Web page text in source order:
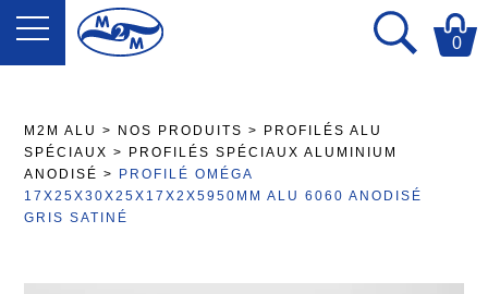
0
M2M ALU > NOS PRODUITS >
PROFILÉS ALU
SPÉCIAUX >
PROFILÉS SPÉCIAUX ALUMINIUM
ANODISÉ >
PROFILÉ OMÉGA
17X25X30X25X17X2X5950MM ALU 6060 ANODISÉ
GRIS SATINÉ